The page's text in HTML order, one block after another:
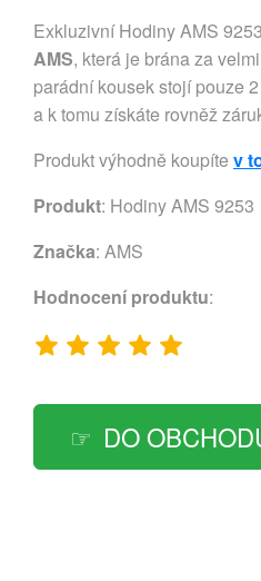
Exkluzivní Hodiny AMS
AMS, která je brána za
parádní kousek stojí pouze
a k tomu získáte rovněž
Produkt výhodně koupíte v
Produkt: Hodiny AMS 9253
Značka: AMS
Hodnocení produktu:
DO